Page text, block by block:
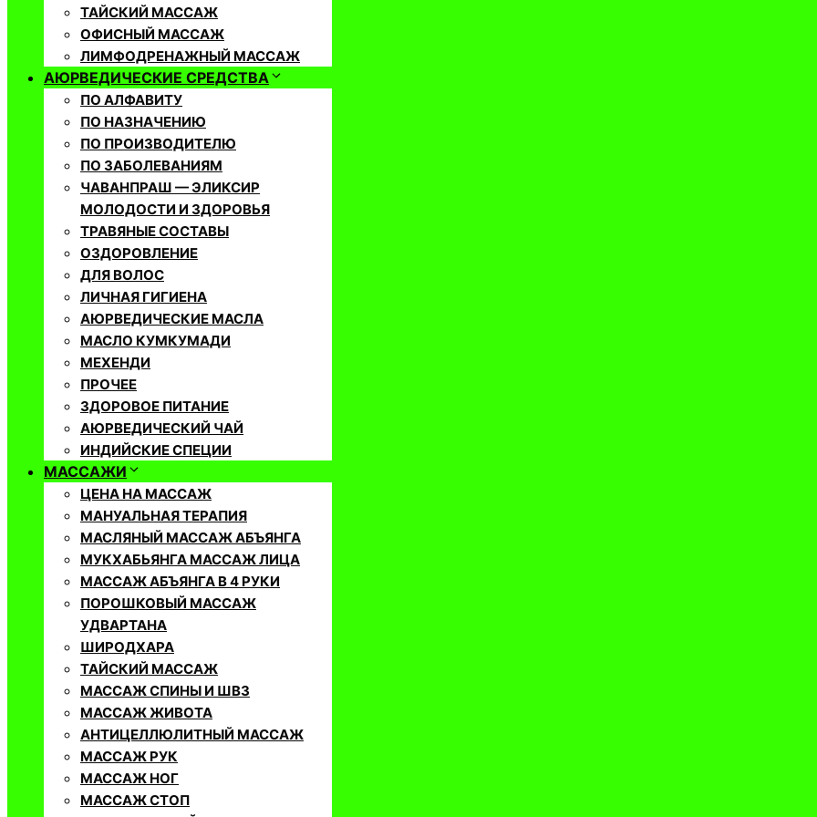
ТАЙСКИЙ МАССАЖ
ОФИСНЫЙ МАССАЖ
ЛИМФОДРЕНАЖНЫЙ МАССАЖ
АЮРВЕДИЧЕСКИЕ СРЕДСТВА
ПО АЛФАВИТУ
ПО НАЗНАЧЕНИЮ
ПО ПРОИЗВОДИТЕЛЮ
ПО ЗАБОЛЕВАНИЯМ
ЧАВАНПРАШ — ЭЛИКСИР
МОЛОДОСТИ И ЗДОРОВЬЯ
ТРАВЯНЫЕ СОСТАВЫ
ОЗДОРОВЛЕНИЕ
ДЛЯ ВОЛОС
ЛИЧНАЯ ГИГИЕНА
АЮРВЕДИЧЕСКИЕ МАСЛА
МАСЛО КУМКУМАДИ
МЕХЕНДИ
ПРОЧЕЕ
ЗДОРОВОЕ ПИТАНИЕ
АЮРВЕДИЧЕСКИЙ ЧАЙ
ИНДИЙСКИЕ СПЕЦИИ
МАССАЖИ
ЦЕНА НА МАССАЖ
МАНУАЛЬНАЯ ТЕРАПИЯ
МАСЛЯНЫЙ МАССАЖ АБЪЯНГА
МУКХАБЬЯНГА МАССАЖ ЛИЦА
МАССАЖ АБЪЯНГА В 4 РУКИ
ПОРОШКОВЫЙ МАССАЖ
УДВАРТАНА
ШИРОДХАРА
ТАЙСКИЙ МАССАЖ
МАССАЖ СПИНЫ И ШВЗ
МАССАЖ ЖИВОТА
АНТИЦЕЛЛЮЛИТНЫЙ МАССАЖ
МАССАЖ РУК
МАССАЖ НОГ
МАССАЖ СТОП